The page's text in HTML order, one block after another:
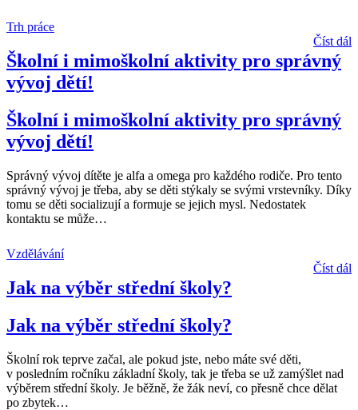
Trh práce
Číst dál
Školní i mimoškolní aktivity pro správný
vývoj dětí!
Školní i mimoškolní aktivity pro správný
vývoj dětí!
Správný vývoj dítěte je alfa a omega pro každého rodiče. Pro tento
správný vývoj je třeba, aby se děti stýkaly se svými vrstevníky. Díky
tomu se děti socializují a formuje se jejich mysl. Nedostatek
kontaktu se může…
Vzdělávání
Číst dál
Jak na výběr střední školy?
Jak na výběr střední školy?
Školní rok teprve začal, ale pokud jste, nebo máte své děti,
v posledním ročníku základní školy, tak je třeba se už zamýšlet nad
výběrem střední školy. Je běžně, že žák neví, co přesně chce dělat
po zbytek…